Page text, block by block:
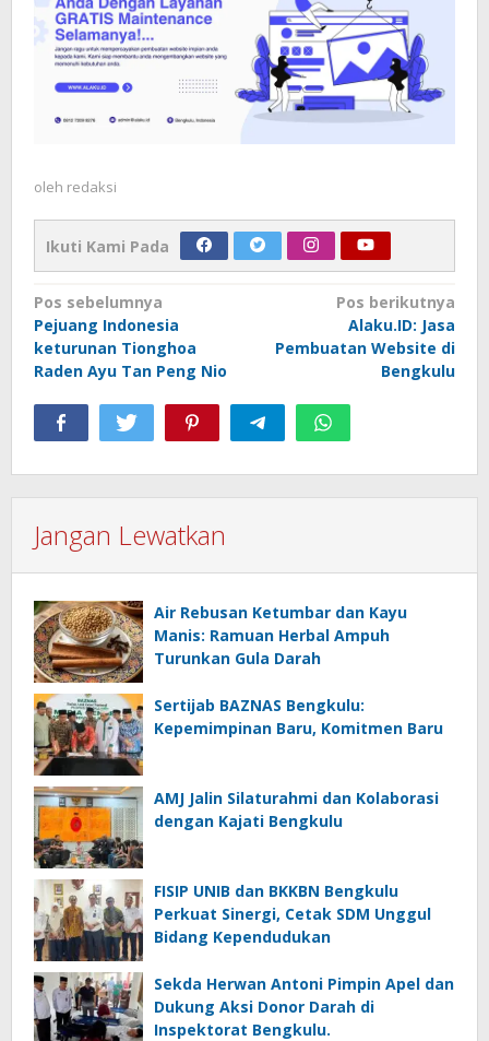
oleh redaksi
Ikuti Kami Pada
Navigasi
pos
Pos sebelumnya
Pejuang Indonesia
keturunan Tionghoa
Raden Ayu Tan Peng Nio
Pos berikutnya
Alaku.ID: Jasa
Pembuatan Website di
Bengkulu
Jangan Lewatkan
Air Rebusan Ketumbar dan Kayu
Manis: Ramuan Herbal Ampuh
Turunkan Gula Darah
Sertijab BAZNAS Bengkulu:
Kepemimpinan Baru, Komitmen Baru
AMJ Jalin Silaturahmi dan Kolaborasi
dengan Kajati Bengkulu
FISIP UNIB dan BKKBN Bengkulu
Perkuat Sinergi, Cetak SDM Unggul
Bidang Kependudukan
Sekda Herwan Antoni Pimpin Apel dan
Dukung Aksi Donor Darah di
Inspektorat Bengkulu.